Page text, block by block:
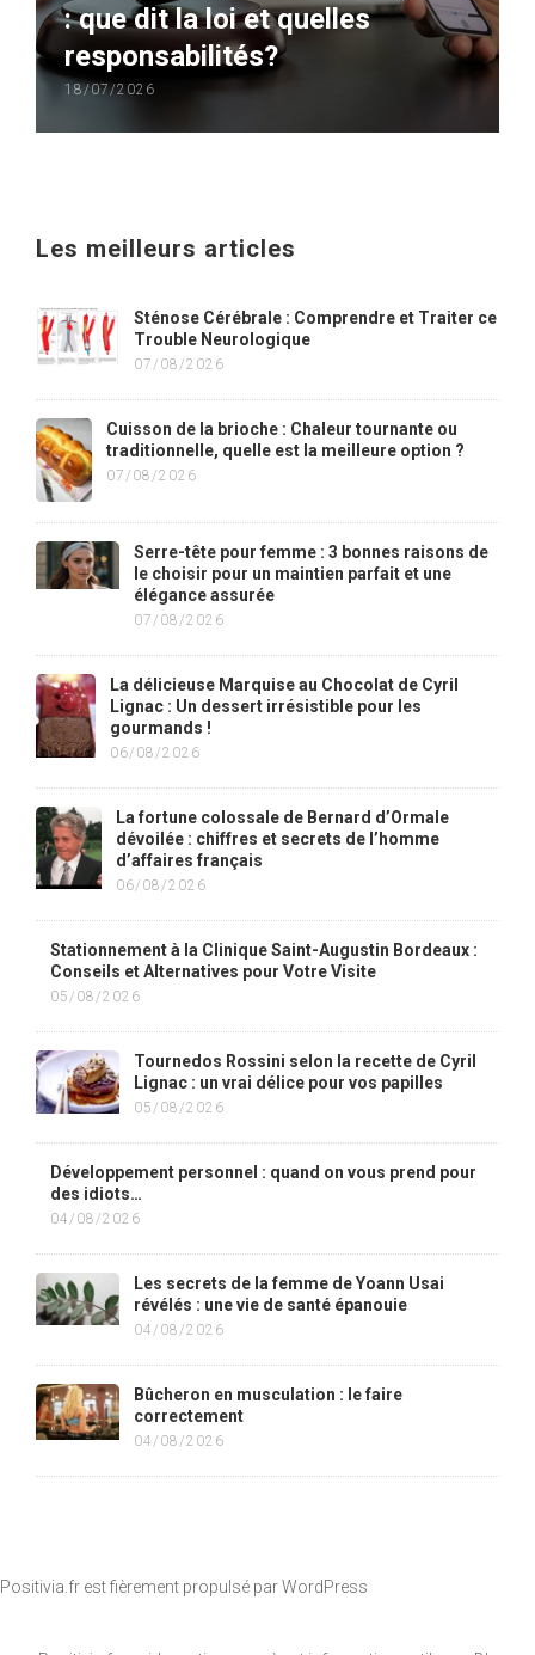
: que dit la loi et quelles
responsabilités?
18/07/2026
Les meilleurs articles
Sténose Cérébrale : Comprendre et Traiter ce
Trouble Neurologique
07/08/2026
Cuisson de la brioche : Chaleur tournante ou
traditionnelle, quelle est la meilleure option ?
07/08/2026
Serre-tête pour femme : 3 bonnes raisons de
le choisir pour un maintien parfait et une
élégance assurée
07/08/2026
La délicieuse Marquise au Chocolat de Cyril
Lignac : Un dessert irrésistible pour les
gourmands !
06/08/2026
La fortune colossale de Bernard d’Ormale
dévoilée : chiffres et secrets de l’homme
d’affaires français
06/08/2026
Stationnement à la Clinique Saint-Augustin Bordeaux :
Conseils et Alternatives pour Votre Visite
05/08/2026
Tournedos Rossini selon la recette de Cyril
Lignac : un vrai délice pour vos papilles
05/08/2026
Développement personnel : quand on vous prend pour
des idiots…
04/08/2026
Les secrets de la femme de Yoann Usai
révélés : une vie de santé épanouie
04/08/2026
Bûcheron en musculation : le faire
correctement
04/08/2026
Positivia.fr est fièrement propulsé parWordPress